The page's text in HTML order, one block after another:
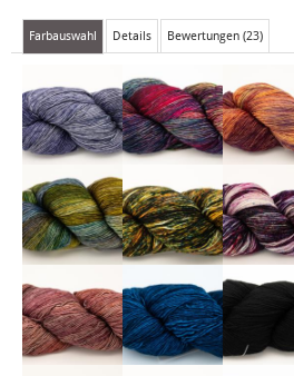
Farbauswahl Details Bewertungen (23)